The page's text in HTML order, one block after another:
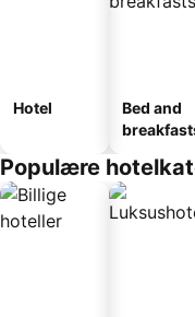
Hotel
Bed and
Populære